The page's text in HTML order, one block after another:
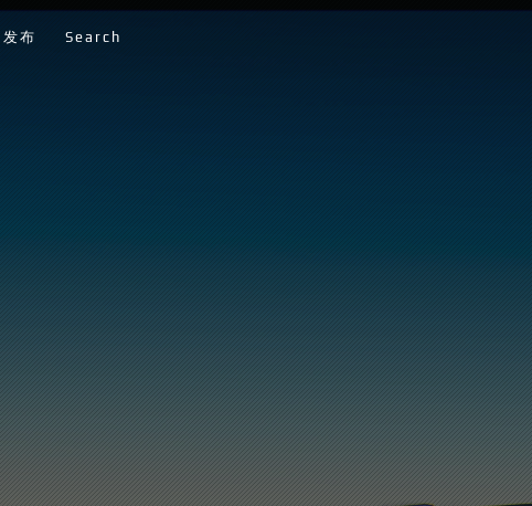
发布 Search